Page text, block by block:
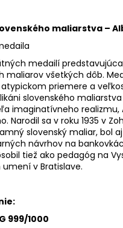
maliarstva –
medailí
maliarov všetkých dôb.
priemere a
slovenského
imaginatívneho realizmu,
Narodil sa v roku 1935 v
slovenský maliar, bol
návrhov na
tiež ako pedagóg na
v Bratislave.
999/1000